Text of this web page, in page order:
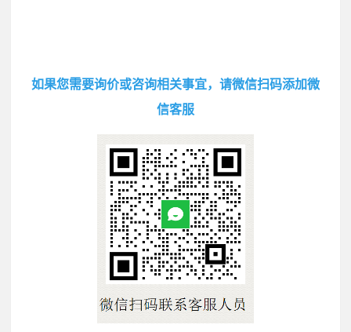
如果您需要询价或咨询相关事宜，请微信扫码添加微
信客服